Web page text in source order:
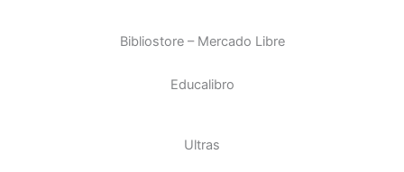
Bibliostore – Mercado Libre
Educalibro
Ultras